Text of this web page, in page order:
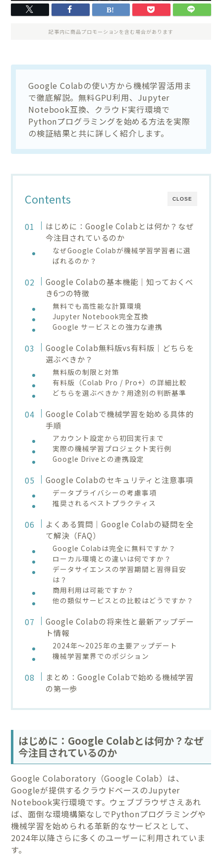
記事内に商品プロモーションを含む場合があります
Google Colabの使い方から機械学習活用ま
で徹底解説。無料GPU利用、Jupyter
Notebook互換、クラウド実行環境で
Pythonプログラミングを始める方法を実際
の検証結果と共に詳しく紹介します。
CLOSE
Contents
はじめに：Google Colabとは何か？なぜ
今注目されているのか
なぜGoogle Colabが機械学習学習者に選
ばれるのか？
Google Colabの基本機能｜知っておくべ
き6つの特徴
無料でも高性能な計算環境
Jupyter Notebook完全互換
Google サービスとの強力な連携
Google Colab無料版vs有料版｜どちらを
選ぶべきか？
無料版の制限と対策
有料版（Colab Pro / Pro+）の詳細比較
どちらを選ぶべきか？用途別の判断基準
Google Colabで機械学習を始める具体的
手順
アカウント設定から初回実行まで
実際の機械学習プロジェクト実行例
Google Driveとの連携設定
Google Colabのセキュリティと注意事項
データプライバシーの考慮事項
推奨されるベストプラクティス
よくある質問｜Google Colabの疑問を全
て解決（FAQ）
Google Colabは完全に無料ですか？
ローカル環境との違いは何ですか？
データサイエンスの学習期間と習得目安
は？
商用利用は可能ですか？
他の類似サービスとの比較はどうですか？
Google Colabの将来性と最新アップデー
ト情報
2024年〜2025年の主要アップデート
機械学習業界でのポジション
まとめ：Google Colabで始める機械学習
の第一歩
はじめに：Google Colabとは何か？なぜ
今注目されているのか
Google Colaboratory（Google Colab）は、
Googleが提供するクラウドベースのJupyter
Notebook実行環境です。ウェブブラウザさえあれ
ば、面倒な環境構築なしでPythonプログラミングや
機械学習を始められる革新的なサービスとして、
2024年以降さらに多くのユーザーに利用されていま
す。